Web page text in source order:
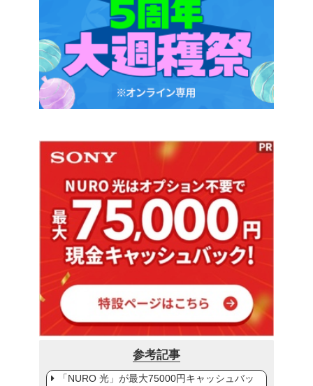
参考記事
「NURO 光」が最大75000円キャッシュバッ